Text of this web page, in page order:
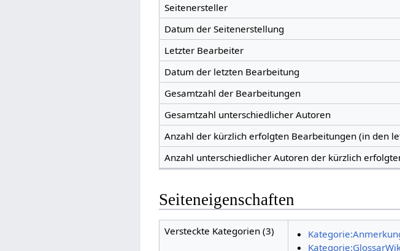
Seitenersteller
Datum der Seitenerstellung
Letzter Bearbeiter
Datum der letzten Bearbeitung
Gesamtzahl der Bearbeitungen
Gesamtzahl unterschiedlicher Autoren
Anzahl der kürzlich erfolgten Bearbeitungen (in den
Anzahl unterschiedlicher Autoren der kürzlich
Seiteneigenschaften
Versteckte Kategorien (3)